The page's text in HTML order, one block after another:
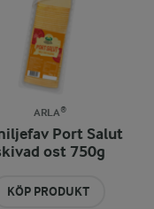
ARLA®
Port Salut
ost 750g
KÖP PRODUKT